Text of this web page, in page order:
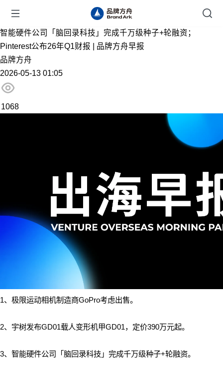
智能硬件公司「脑回录科技」完成千万级种子+轮融资；
Pinterest公布26年Q1财报 | 品牌方舟早报
品牌方舟
2026-05-13 01:05
1068
1、极限运动相机制造商GoPro考虑出售。
2、宇树发布GD01载人变形机甲GD01，定价390万元起。
3、智能硬件公司「脑回录科技」完成千万级种子+轮融资。